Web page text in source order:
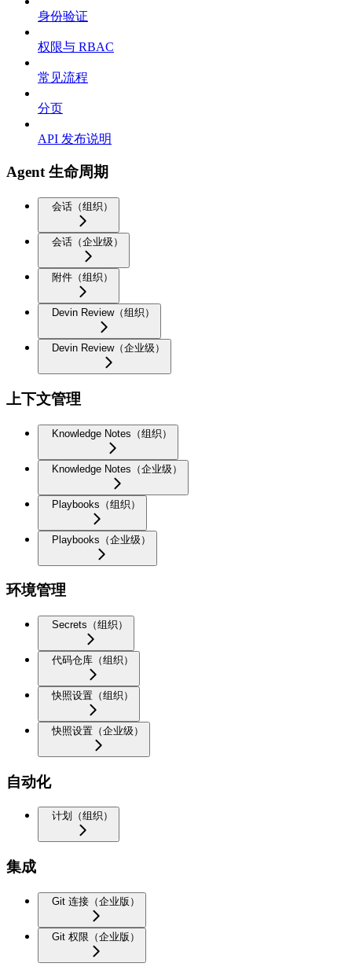
身份验证
权限与 RBAC
常见流程
分页
API 发布说明
Agent 生命周期
会话（组织）
会话（企业级）
附件（组织）
Devin Review（组织）
Devin Review（企业级）
上下文管理
Knowledge Notes（组织）
Knowledge Notes（企业级）
Playbooks（组织）
Playbooks（企业级）
环境管理
Secrets（组织）
代码仓库（组织）
快照设置（组织）
快照设置（企业级）
自动化
计划（组织）
集成
Git 连接（企业版）
Git 权限（企业版）